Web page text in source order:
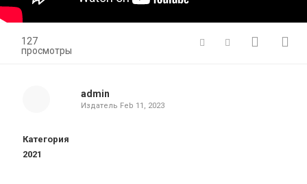
127
просмотры
admin
Издатель Feb 11, 2023
Категория
2021